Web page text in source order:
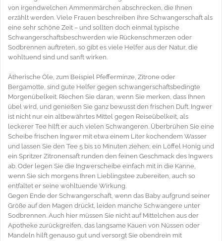
von irgendwelchen Ammenmärchen abschrecken, die Ihnen
erzählt werden. Viele Frauen beschreiben ihre Schwangerschaft als
eine sehr schöne Zeit – und sollten doch einmal typische
Schwangerschaftsbeschwerden wie Rückenschmerzen oder
Sodbrennen auftreten, so gibt es viele Helfer aus der Natur, die
wohltuend sind und sanft wirken.
Ätherische Öle, zum Beispiel Pfefferminze, Zitrone oder
Bergamotte, sind gute Helfer gegen schwangerschaftsbedingte
Morgenübelkeit. Riechen Sie daran, wenn Sie merken, dass Ihnen
übel wird, und genießen Sie ganz bewusst den frischen Duft. Ingwer
ist nicht nur ein altbewährtes Mittel gegen Reiseübelkeit, als
leckerer Tee hilft er auch vielen Schwangeren. Überbrühen Sie eine
Scheibe frischen Ingwer mit etwa einem Liter kochendem Wasser
und lassen Sie den Tee 5 bis 10 Minuten ziehen; ein Löffel Honig und
ein Spritzer Zitronensaft runden den feinen Geschmack des Ingwers
ab. Oder legen Sie die Ingwerscheibe einfach mit in die Kanne,
wenn Sie sich morgens Ihren Lieblingstee zubereiten, auch so
entfaltet er seine wohltuende Wirkung.
Gegen Ende der Schwangerschaft, wenn das Baby aufgrund seiner
Größe auf den Magen drückt, leiden manche Schwangere unter
Sodbrennen. Auch hier müssen Sie nicht auf Mittelchen aus der
Apotheke zurückgreifen, das langsame Kauen von Nüssen oder
Mandeln hilft genauso gut und versorgt Sie obendrein mit